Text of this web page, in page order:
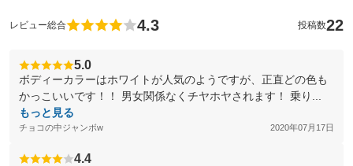
レビュー総合 4.3 投稿数22
5.0
ボディーカラーはホワイトが人気のようですが、正直どの色も
かっこいいです！！ 男女関係なくチヤホヤされます！ 乗り...
もっと見る
チョコの中ジャンボw 2020年07月17日
4.4